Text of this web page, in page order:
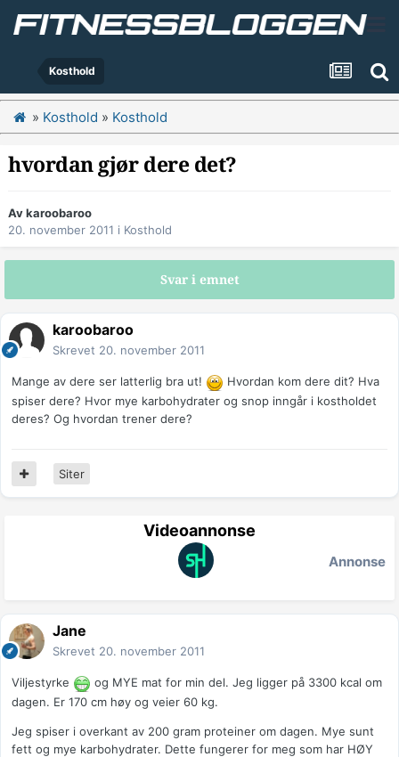
Kosthold
» Kosthold » Kosthold
hvordan gjør dere det?
Avkaroobaroo
20. november 2011 i Kosthold
Svar i emnet
karoobaroo
Skrevet 20. november 2011
Mange av dere ser latterlig bra ut!
Hvordan kom dere dit? Hva
spiser dere? Hvor mye karbohydrater og snop inngår i kostholdet
deres? Og hvordan trener dere?
Siter
Videoannonse
Annonse
Jane
Skrevet 20. november 2011
Viljestyrke
og MYE mat for min del. Jeg ligger på 3300 kcal om
dagen. Er 170 cm høy og veier 60 kg.
Jeg spiser i overkant av 200 gram proteiner om dagen. Mye sunt
fett og mye karbohydrater. Dette fungerer for meg som har HØY